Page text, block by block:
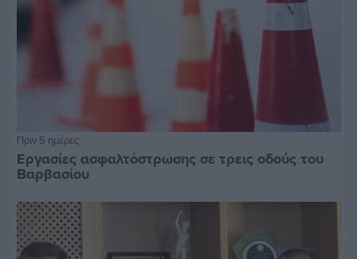
Πριν 5 ημέρες
Εργασίες ασφαλτόστρωσης σε τρεις οδούς του
Βαρβασίου